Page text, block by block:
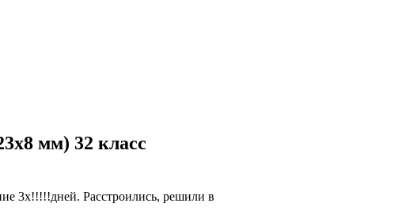
мм) 32 класс
3х!!!!!дней. Расстроились, решили в